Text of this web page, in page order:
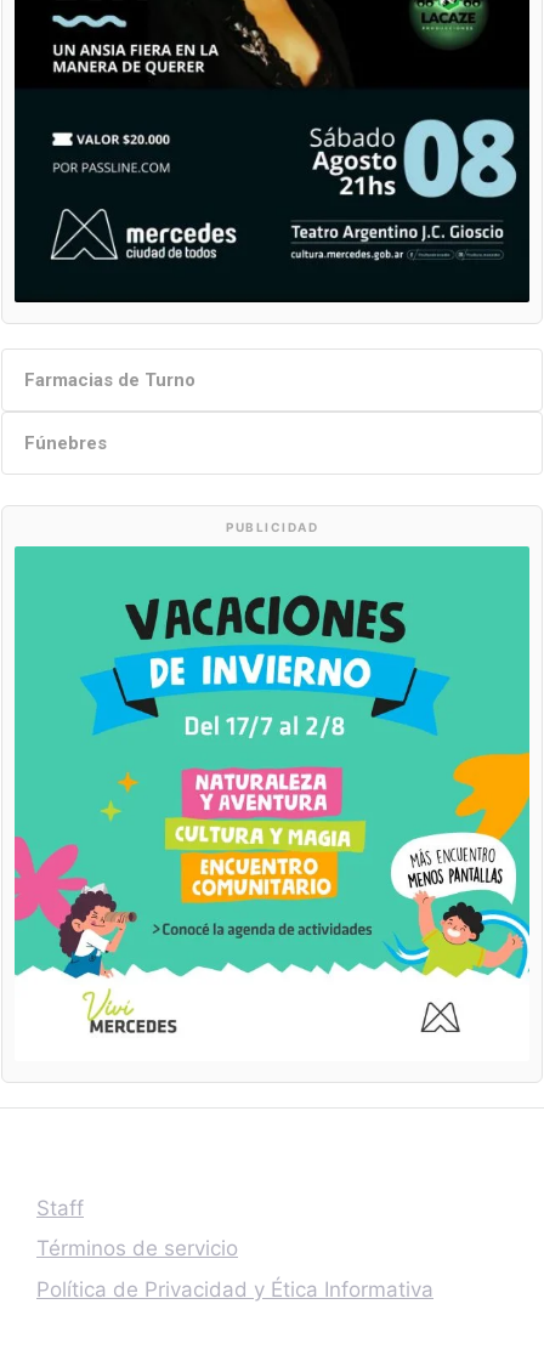
Farmacias de Turno
Fúnebres
PUBLICIDAD
Staff
Términos de servicio
Política de Privacidad y Ética Informativa